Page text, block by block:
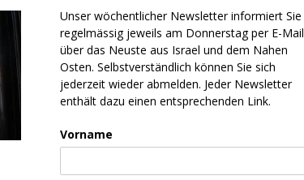
Unser wöchentlicher Newsletter informiert Sie
regelmässig jeweils am Donnerstag per E-Mail
über das Neuste aus Israel und dem Nahen
Osten. Selbstverständlich können Sie sich
jederzeit wieder abmelden. Jeder Newsletter
enthält dazu einen entsprechenden Link.
Vorname